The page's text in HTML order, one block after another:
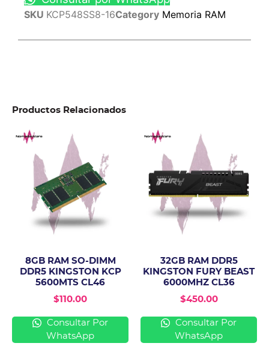
SKU KCP548SS8-16Category Memoria RAM
Productos Relacionados
8GB RAM SO-DIMM
DDR5 KINGSTON KCP
5600MTS CL46
$110.00
Consultar Por
WhatsApp
32GB RAM DDR5
KINGSTON FURY BEAST
6000MHZ CL36
$450.00
Consultar Por
WhatsApp